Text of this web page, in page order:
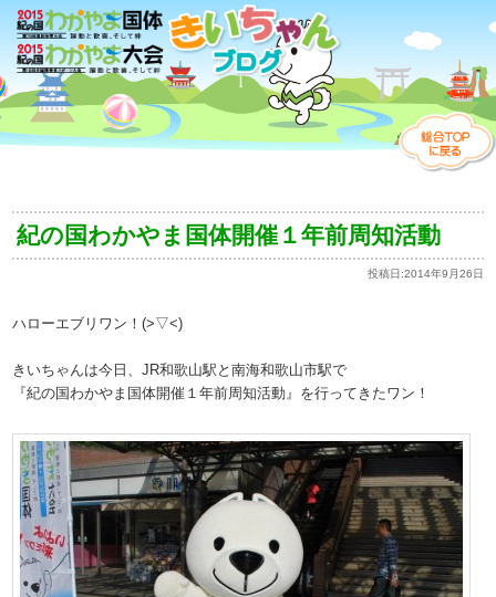
紀の国わかやま国体開催１年前周知活動
投稿日:2014年9月26日
ハローエブリワン！(>▽<)
きいちゃんは今日、JR和歌山駅と南海和歌山市駅で
『紀の国わかやま国体開催１年前周知活動』を行ってきたワン！